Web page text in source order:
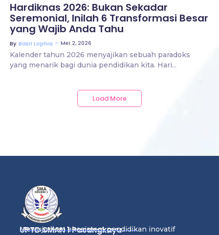
Hardiknas 2026: Bukan Sekadar
Seremonial, Inilah 6 Transformasi Besar
yang Wajib Anda Tahu
By Basri Lophia ~ Mei 2, 2026
Kalender tahun 2026 menyajikan sebuah paradoks
yang menarik bagi dunia pendidikan kita. Hari...
Load More
UPTD SMAN 1 Pasangkayu
Mewujudkan ekosistem pendidikan inovatif